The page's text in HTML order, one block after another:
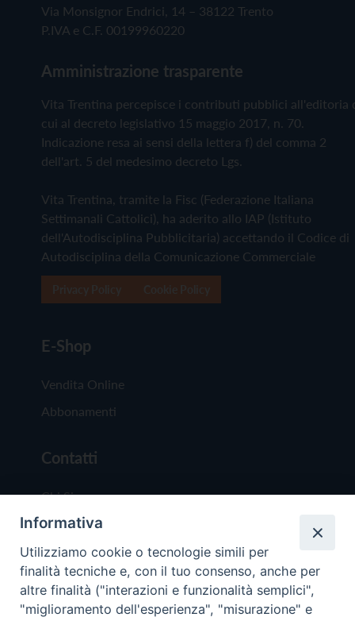
Via Monsignor Endrici, 14 – 38122 Trento
P.IVA e C.F. 00199960220
Amministrazione trasparente
Vita Trentina percepisce i contributi pubblici all'editoria
cui al decreto legislativo 15 maggio 2017, n. 70.
Indicazione resa ai sensi della lettera f) del comma 2
dell'art. 5 del medesimo decreto Lgs.
Vita Trentina, tramite la Fisc (Federazione Italiana
Settimanali Cattolici), ha aderito allo IAP (Istituto
dell'Autodisciplina Pubblicitaria) accettando il Codice di
Autodisciplina della Comunicazione Commerciale
E-Shop
Vendita Online
Abbonamenti
Contatti
Chi Siamo
Redazione
Scrivici
Informativa
Utilizziamo cookie o tecnologie simili per
finalità tecniche e, con il tuo consenso, anche per
altre finalità ("interazioni e funzionalità semplici",
"miglioramento dell'esperienza", "misurazione" e